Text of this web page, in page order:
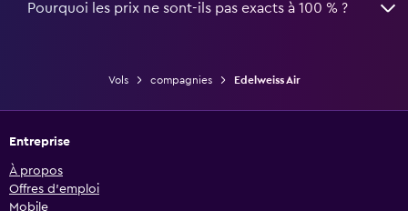
Pourquoi les prix ne sont-ils pas exacts à 100 % ?
Vols compagnies Edelweiss Air
Entreprise
À propos
Offres d’emploi
Mobile